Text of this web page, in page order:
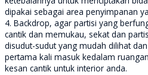
dipakai sebagai area penyimpanan
4. Backdrop, agar partisi yang
cantik dan memukau, sekat dan
disudut-sudut yang mudah dilihat
pertama kali masuk kedalam
kesan cantik untuk interior anda.